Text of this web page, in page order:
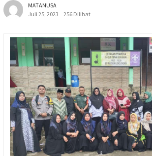
MATANUSA
Juli 25, 2023
256 Dilihat